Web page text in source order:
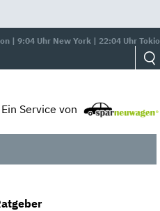
| 9:04 Uhr New York | 22:04 Uhr Tokio
Ein Service von